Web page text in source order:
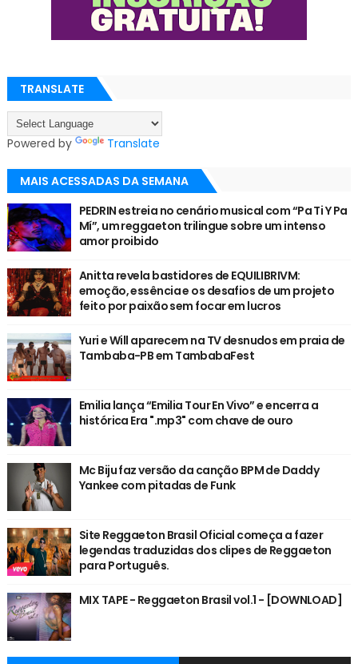
TRANSLATE
Powered by Translate
MAIS ACESSADAS DA SEMANA
PEDRIN estreia no cenário musical com “Pa Ti Y Pa
Mí”, um reggaeton trilingue sobre um intenso
amor proibido
Anitta revela bastidores de EQUILIBRIVM:
emoção, essência e os desafios de um projeto
feito por paixão sem focar em lucros
Yuri e Will aparecem na TV desnudos em praia de
Tambaba-PB em TambabaFest
Emilia lança “Emilia Tour En Vivo” e encerra a
histórica Era ".mp3" com chave de ouro
Mc Biju faz versão da canção BPM de Daddy
Yankee com pitadas de Funk
Site Reggaeton Brasil Oficial começa a fazer
legendas traduzidas dos clipes de Reggaeton
para Português.
MIX TAPE - Reggaeton Brasil vol.1 - [DOWNLOAD]